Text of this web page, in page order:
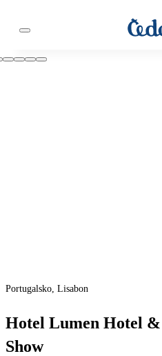
Portugalsko, Lisabon
Hotel Lumen Hotel
Show